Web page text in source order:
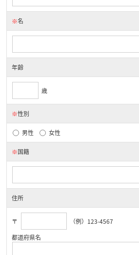
※名
年齢
歳
※性別
男性 女性
※国籍
住所
〒
（例）123-4567
都道府県名